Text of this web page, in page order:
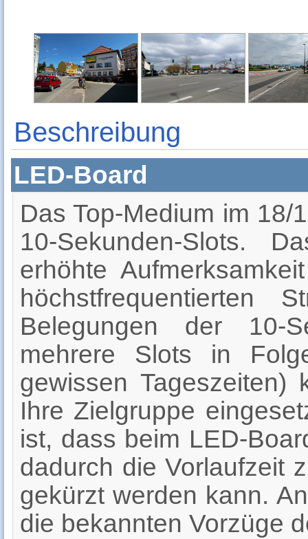
Beschreibung
LED-Board
Das Top-Medium im 18/
10-Sekunden-Slots.
erhöhte
höchstfrequentierten
Belegungen der 10-
mehrere Slots in
gewissen
Ihre Zielgruppe
ist, dass beim LED-
dadurch die Vorlaufzeit
gekürzt werden kann.
die bekannten Vorzüge